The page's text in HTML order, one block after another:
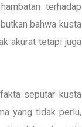
terhadap
bahwa kusta
akurat tetapi juga
seputar kusta
yang tidak perlu,